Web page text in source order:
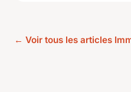
← Voir tous les articles